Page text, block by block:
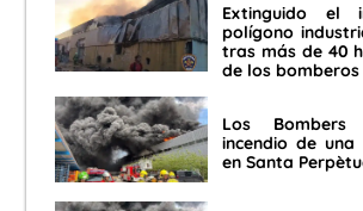
Extinguido el
polígono
tras más de 40
de los bomberos
Los Bombers
incendio de
en Santa